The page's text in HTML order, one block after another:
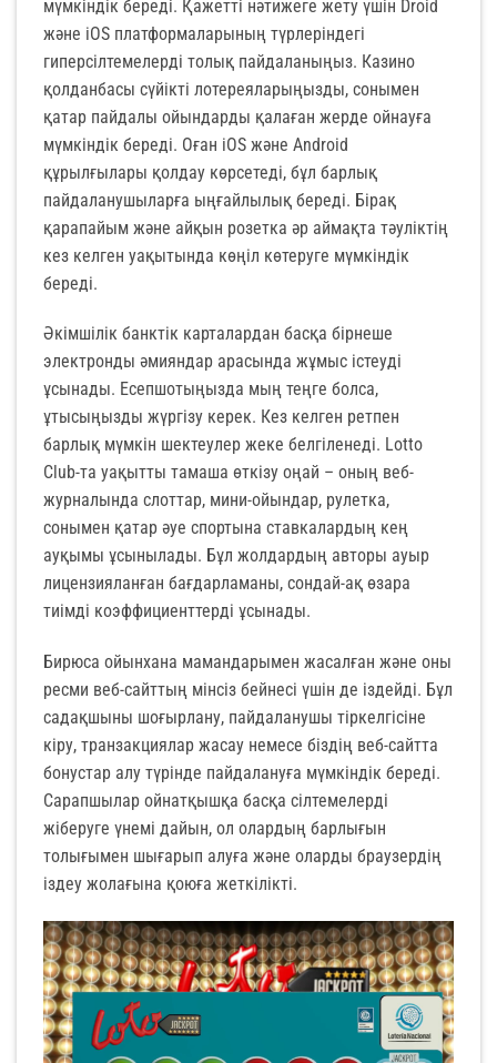
мүмкіндік береді. Қажетті нәтижеге жету үшін Droid
және iOS платформаларының түрлеріндегі
гиперсілтемелерді толық пайдаланыңыз. Казино
қолданбасы сүйікті лотереяларыңызды, сонымен
қатар пайдалы ойындарды қалаған жерде ойнауға
мүмкіндік береді. Оған iOS және Android
құрылғылары қолдау көрсетеді, бұл барлық
пайдаланушыларға ыңғайлылық береді. Бірақ
қарапайым және айқын розетка әр аймақта тәуліктің
кез келген уақытында көңіл көтеруге мүмкіндік
береді.
Әкімшілік банктік карталардан басқа бірнеше
электронды әмияндар арасында жұмыс істеуді
ұсынады. Есепшотыңызда мың теңге болса,
ұтысыңызды жүргізу керек. Кез келген ретпен
барлық мүмкін шектеулер жеке белгіленеді. Lotto
Club-та уақытты тамаша өткізу оңай – оның веб-
журналында слоттар, мини-ойындар, рулетка,
сонымен қатар әуе спортына ставкалардың кең
ауқымы ұсынылады. Бұл жолдардың авторы ауыр
лицензияланған бағдарламаны, сондай-ақ өзара
тиімді коэффициенттерді ұсынады.
Бирюса ойынхана мамандарымен жасалған және оны
ресми веб-сайттың мінсіз бейнесі үшін де іздейді. Бұл
садақшыны шоғырлану, пайдаланушы тіркелгісіне
кіру, транзакциялар жасау немесе біздің веб-сайтта
бонустар алу түрінде пайдалануға мүмкіндік береді.
Сарапшылар ойнатқышқа басқа сілтемелерді
жіберуге үнемі дайын, ол олардың барлығын
толығымен шығарып алуға және оларды браузердің
іздеу жолағына қоюға жеткілікті.